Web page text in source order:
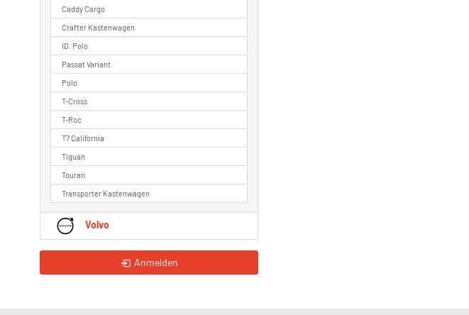
Caddy Cargo
Crafter Kastenwagen
ID. Polo
Passat Variant
Polo
T-Cross
T-Roc
T7 California
Tiguan
Touran
Transporter Kastenwagen
Volvo
Anmelden